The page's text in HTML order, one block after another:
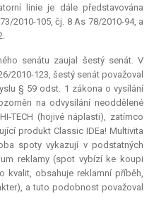
linie je dále představována
2010-105, čj. 8 As 78/2010-94, a
senátu zaujal šestý senát. V
2010-123, šestý senát považoval
§ 59 odst. 1 zákona o vysílání
na odvysílání neoddělené
TECH (hojivé náplasti), zatímco
produkt Classic IDEa! Multivita
spoty vykazují v podstatných
reklamy (spot vybízí ke koupi
kvalit, obsahuje reklamní příběh,
a tuto podobnost považoval